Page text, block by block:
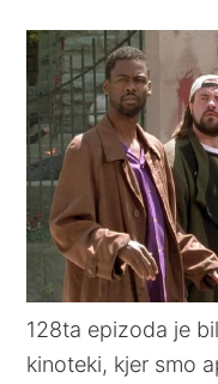
128ta epizoda je
kinoteki, kjer smo